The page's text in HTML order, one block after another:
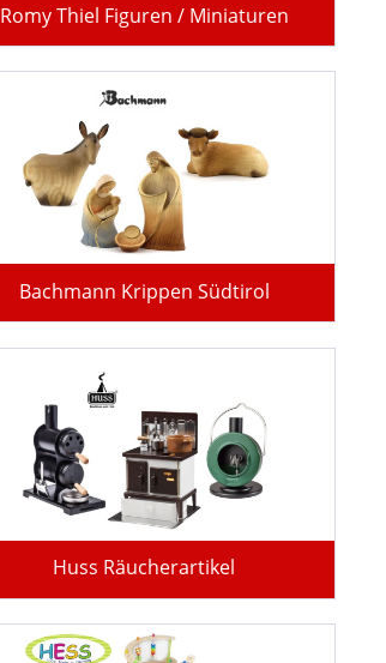
Romy Thiel Figuren / Miniaturen
Bachmann Krippen Südtirol
Huss Räucherartikel